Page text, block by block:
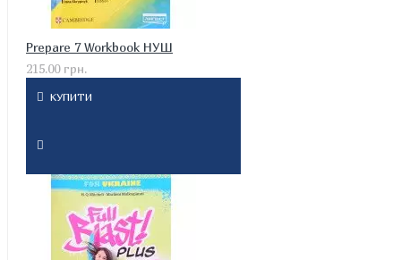
Prepare 7 Workbook НУШ
215.00 грн.
КУПИТИ